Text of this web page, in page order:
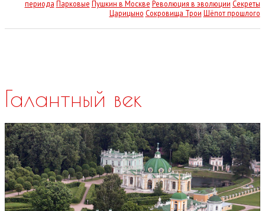
периода Парковые Пушкин в Москве Революция в эволюции Секреты
Царицыно Сокровища Трои Шёпот прошлого
Галантный век